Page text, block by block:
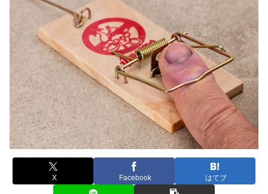
X Facebook はてブ